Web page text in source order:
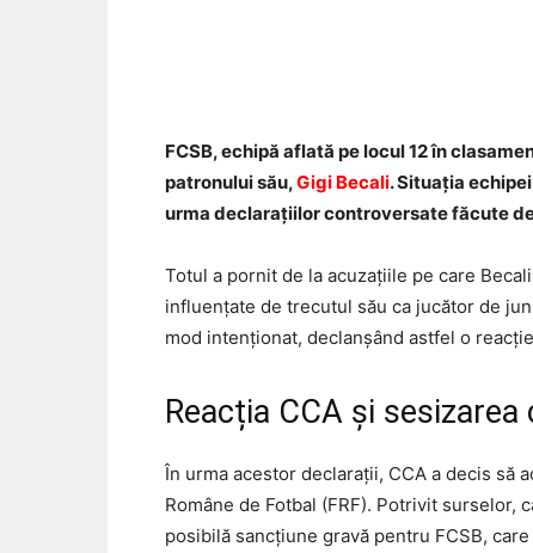
FCSB, echipă aflată pe locul 12 în
patronului său,Gigi Becali. Situația
urma declarațiilor controversate făcute
Totul a pornit de la acuzațiile pe care
influențate de trecutul său ca jucător de
mod intenționat, declanșând astfel o
Reacția CCA și
În urma acestor declarații, CCA a decis să
Române de Fotbal (FRF). Potrivit surselor,
posibilă sancțiune gravă pentru FCSB,